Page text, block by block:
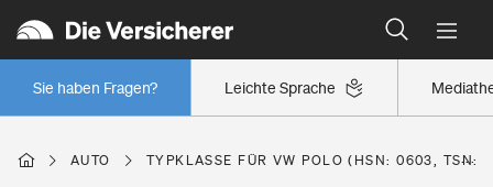
Leichte Sprache
Sie haben Fragen?
Wer versichert was: Jetzt Versicherer finden
Regionalklassen: So ist Ihre Region eingestuft
Wer versichert was: Jetzt Versicherer finden
AUTO TYPKLASSE FÜR VW POLO (HSN: 0603, TSN: